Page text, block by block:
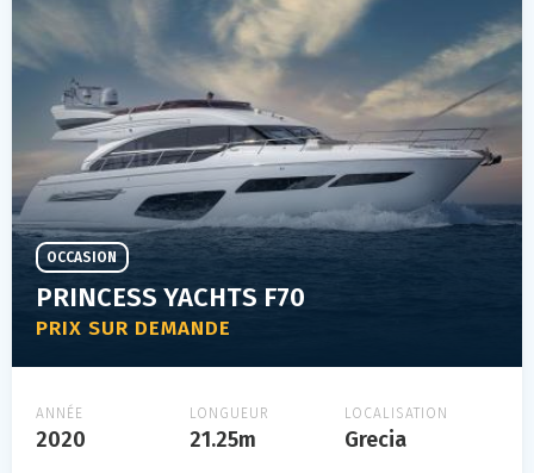
PRINCESS YACHTS F70
PRIX SUR DEMANDE
OCCASION
ANNÉE
2020
LONGUEUR
21.25m
LOCALISATION
Grecia